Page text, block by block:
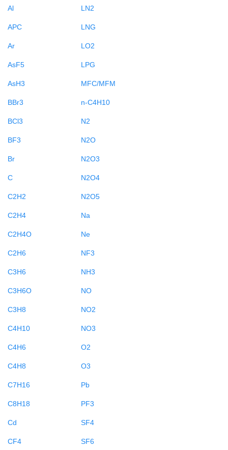
Al
APC
Ar
AsF5
AsH3
BBr3
BCl3
BF3
Br
C
C2H2
C2H4
C2H4O
C2H6
C3H6
C3H6O
C3H8
C4H10
C4H6
C4H8
C7H16
C8H18
Cd
CF4
LN2
LNG
LO2
LPG
MFC/MFM
n-C4H10
N2
N2O
N2O3
N2O4
N2O5
Na
Ne
NF3
NH3
NO
NO2
NO3
O2
O3
Pb
PF3
SF4
SF6